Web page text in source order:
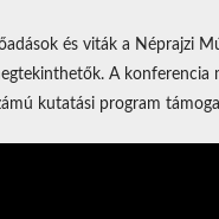
és viták a Néprajzi
A konferencia
kutatási program